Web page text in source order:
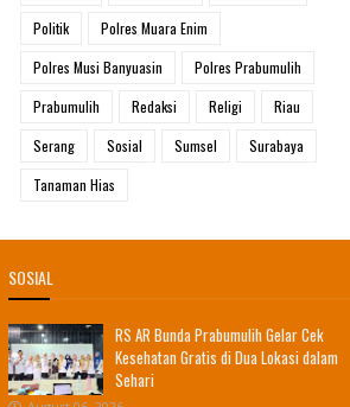
Politik
Polres Muara Enim
Polres Musi Banyuasin
Polres Prabumulih
Prabumulih
Redaksi Religi
Riau
Serang
Sosial Sumsel
Surabaya
Tanaman Hias
SOSIAL
RS AR Bunda Prabumulih Gelar Cek
Kesehatan Gratis di Dua Lokasi dalam
Sehari